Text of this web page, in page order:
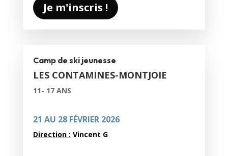
Je m'inscris !
Camp de ski jeunesse
LES CONTAMINES-MONTJOIE
11- 17 ANS
21 AU 28 FÉVRIER 2026
Direction : Vincent G